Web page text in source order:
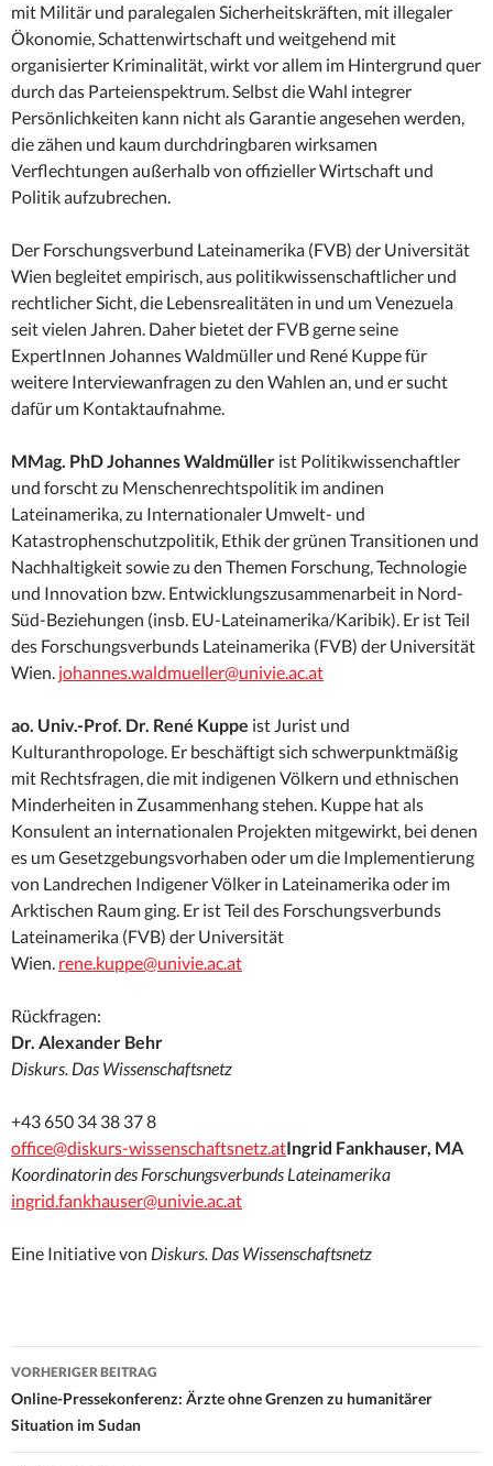
mit Militär und paralegalen Sicherheitskräften, mit illegaler
Ökonomie, Schattenwirtschaft und weitgehend mit
organisierter Kriminalität, wirkt vor allem im Hintergrund quer
durch das Parteienspektrum. Selbst die Wahl integrer
Persönlichkeiten kann nicht als Garantie angesehen werden,
die zähen und kaum durchdringbaren wirksamen
Verflechtungen außerhalb von offizieller Wirtschaft und
Politik aufzubrechen.
Der Forschungsverbund Lateinamerika (FVB) der Universität
Wien begleitet empirisch, aus politikwissenschaftlicher und
rechtlicher Sicht, die Lebensrealitäten in und um Venezuela
seit vielen Jahren. Daher bietet der FVB gerne seine
ExpertInnen Johannes Waldmüller und René Kuppe für
weitere Interviewanfragen zu den Wahlen an, und er sucht
dafür um Kontaktaufnahme.
MMag. PhD Johannes Waldmüller ist Politikwissenchaftler
und forscht zu Menschenrechtspolitik im andinen
Lateinamerika, zu Internationaler Umwelt- und
Katastrophenschutzpolitik, Ethik der grünen Transitionen und
Nachhaltigkeit sowie zu den Themen Forschung, Technologie
und Innovation bzw. Entwicklungszusammenarbeit in Nord-
Süd-Beziehungen (insb. EU-Lateinamerika/Karibik). Er ist Teil
des Forschungsverbunds Lateinamerika (FVB) der Universität
Wien. johannes.waldmueller@univie.ac.at
ao. Univ.-Prof. Dr. René Kuppe ist Jurist und
Kulturanthropologe. Er beschäftigt sich schwerpunktmäßig
mit Rechtsfragen, die mit indigenen Völkern und ethnischen
Minderheiten in Zusammenhang stehen. Kuppe hat als
Konsulent an internationalen Projekten mitgewirkt, bei denen
es um Gesetzgebungsvorhaben oder um die Implementierung
von Landrechen Indigener Völker in Lateinamerika oder im
Arktischen Raum ging. Er ist Teil des Forschungsverbunds
Lateinamerika (FVB) der Universität
Wien. rene.kuppe@univie.ac.at
Rückfragen:
Dr. Alexander Behr
Diskurs. Das Wissenschaftsnetz
+43 650 34 38 37 8
office@diskurs-wissenschaftsnetz.atIngrid Fankhauser, MA
Koordinatorin des Forschungsverbunds Lateinamerika
ingrid.fankhauser@univie.ac.at
Eine Initiative von Diskurs. Das Wissenschaftsnetz
Beitrags-
Navigation
VORHERIGER BEITRAG
Online-Pressekonferenz: Ärzte ohne Grenzen zu humanitärer
Situation im Sudan